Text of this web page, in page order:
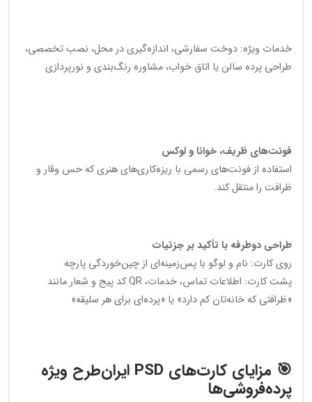
خدمات ویژه: دوخت سفارشی، اندازه‌گیری در محل، نصب تخصصی،
طراحی پرده سالن یا اتاق خواب، مشاوره رنگ‌بندی و نورپردازی
فونت‌های ظریف، خوانا و لوکس
استفاده از فونت‌های رسمی با ریزه‌کاری‌های هنری که حس وقار و
ظرافت را منتقل کند.
طراحی دوطرفه با تأکید بر جزئیات
روی کارت: نام و لوگو با پس‌زمینه‌ای از چین‌خوردگی پارچه
پشت کارت: اطلاعات تماس، خدمات، QR کد پیج و شعار مانند
«ظرافتی که خانه‌تان کم دارد» یا «پرده‌ای برای هر سلیقه»
🎯 مزایای کارت‌های PSD ایران‌طرح ویژه
پرده‌فروشی‌ها